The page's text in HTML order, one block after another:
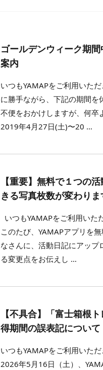
ゴールデンウィーク期
案内
いつもYAMAPをご利用いた
に勝手ながら、下記の期間
不便をおかけしますが、何卒
2019年4月27日(土)〜20 …
【重要】無料で１つの
きる写真枚数が変わりま
いつもYAMAPをご利用いた
このたび、YAMAPアプリを
なさんに、活動日記にアップ
る変更点をお伝えし …
【不具合】「富士箱根
得期間の誤表記について
いつもYAMAPをご利用いた
2026年5月16日（土）、